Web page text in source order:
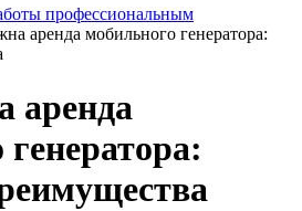
профессиональным
аренда мобильного генератора:
аренда